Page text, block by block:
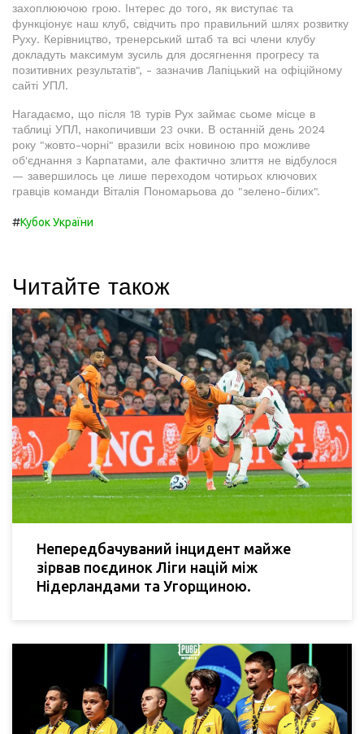
захоплюючою грою. Інтерес до того, як виступає та
функціонує наш клуб, свідчить про правильний шлях розвитку
Руху. Керівництво, тренерський штаб та всі члени клубу
докладуть максимум зусиль для досягнення прогресу та
позитивних результатів", - зазначив Лапіцький на офіційному
сайті УПЛ.
Нагадаємо, що після 18 турів Рух займає сьоме місце в
таблиці УПЛ, накопичивши 23 очки. В останній день 2024
року "жовто-чорні" вразили всіх новиною про можливе
об'єднання з Карпатами, але фактично злиття не відбулося
— завершилось це лише переходом чотирьох ключових
гравців команди Віталія Пономарьова до "зелено-білих".
#Кубок України
Читайте також
Непередбачуваний інцидент майже
зірвав поєдинок Ліги націй між
Нідерландами та Угорщиною.